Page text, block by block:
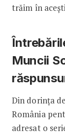
trăim în
Muncii
Din dorința
România
adresat o